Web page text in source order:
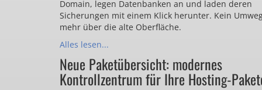
Domain, legen Datenbanken an und laden deren
Sicherungen mit einem Klick herunter. Kein
mehr über die alte Oberfläche.
Alles lesen...
Neue Paketübersicht: modernes
Kontrollzentrum für Ihre Hosting-